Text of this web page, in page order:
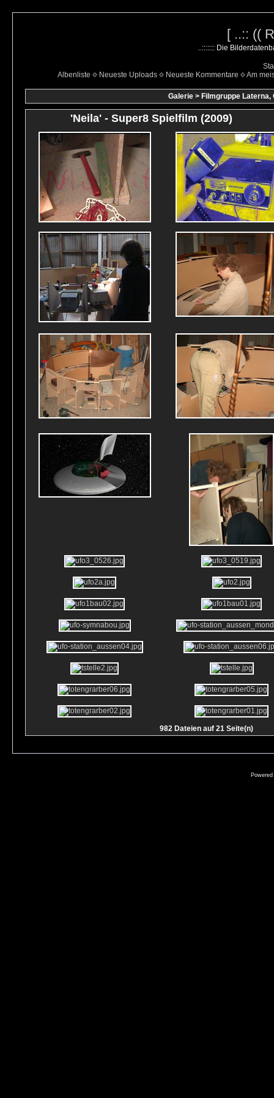
[ ..:: ((
..::::::: Die
Albenliste
Neueste Uploads Neueste Kommentare Am
Galerie > Filmgruppe Laterna,
'Neila' - Super8 Spielfilm (2009)
982 Dateien auf 21 Seite(n)